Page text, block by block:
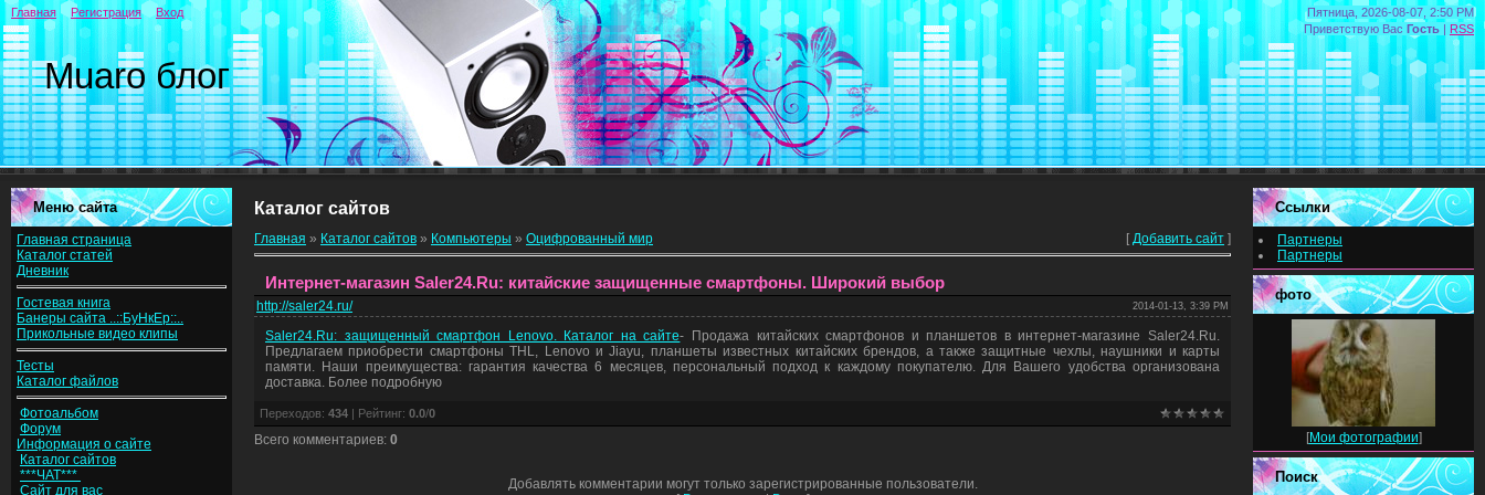
Пятница, 2026-08-07, 2:50 PM
Приветствую Вас Гость | RSS
Muaro блог
Главная Регистрация Вход
Меню сайта
Главная страница
Каталог статей
Дневник
Гостевая книга
Банеры сайта ..::БуНкЕр::..
Прикольные видео клипы
Тесты
Каталог файлов
Фотоальбом
Форум
Информация о сайте
Каталог сайтов
***ЧАТ***
Сайт для вас
Каталог сайтов
Главная » Каталог сайтов » Компьютеры » Оцифрованный мир [ Добавить сайт ]
Интернет-магазин Saler24.Ru: китайские защищенные смартфоны. Широкий выбор
http://saler24.ru/ 2014-01-13, 3:39 PM
Saler24.Ru: защищенный смартфон Lenovo. Каталог на сайте- Продажа китайских смартфонов и планшетов в интернет-магазине Saler24.Ru.
Предлагаем приобрести смартфоны THL, Lenovo и Jiayu, планшеты известных китайских брендов, а также защитные чехлы, наушники и карты
памяти. Наши преимущества: гарантия качества 6 месяцев, персональный подход к каждому покупателю. Для Вашего удобства организована
доставка. Более подробную
Переходов: 434 | Рейтинг: 0.0/0
Всего комментариев: 0
Добавлять комментарии могут только зарегистрированные пользователи.
Ссылки
Партнеры
Партнеры
фото
[Мои фотографии]
Поиск